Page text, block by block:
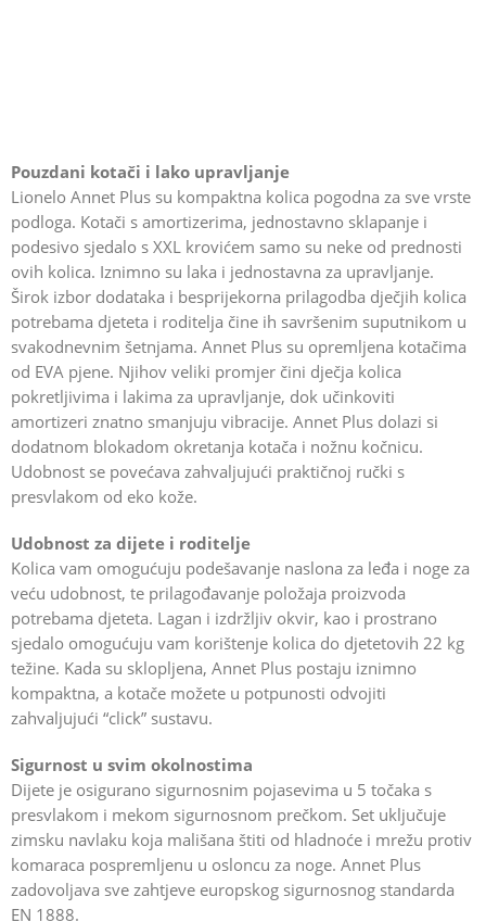
Pouzdani kotači i lako upravljanje
Lionelo Annet Plus su kompaktna kolica pogodna za sve vrste
podloga. Kotači s amortizerima, jednostavno sklapanje i
podesivo sjedalo s XXL krovićem samo su neke od prednosti
ovih kolica. Iznimno su laka i jednostavna za upravljanje.
Širok izbor dodataka i besprijekorna prilagodba dječjih kolica
potrebama djeteta i roditelja čine ih savršenim suputnikom u
svakodnevnim šetnjama. Annet Plus su opremljena kotačima
od EVA pjene. Njihov veliki promjer čini dječja kolica
pokretljivima i lakima za upravljanje, dok učinkoviti
amortizeri znatno smanjuju vibracije. Annet Plus dolazi si
dodatnom blokadom okretanja kotača i nožnu kočnicu.
Udobnost se povećava zahvaljujući praktičnoj ručki s
presvlakom od eko kože.
Udobnost za dijete i roditelje
Kolica vam omogućuju podešavanje naslona za leđa i noge za
veću udobnost, te prilagođavanje položaja proizvoda
potrebama djeteta. Lagan i izdržljiv okvir, kao i prostrano
sjedalo omogućuju vam korištenje kolica do djetetovih 22 kg
težine. Kada su sklopljena, Annet Plus postaju iznimno
kompaktna, a kotače možete u potpunosti odvojiti
zahvaljujući “click” sustavu.
Sigurnost u svim okolnostima
Dijete je osigurano sigurnosnim pojasevima u 5 točaka s
presvlakom i mekom sigurnosnom prečkom. Set uključuje
zimsku navlaku koja mališana štiti od hladnoće i mrežu protiv
komaraca pospremljenu u osloncu za noge. Annet Plus
zadovoljava sve zahtjeve europskog sigurnosnog standarda
EN 1888.